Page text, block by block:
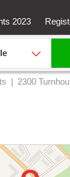
2023
2300